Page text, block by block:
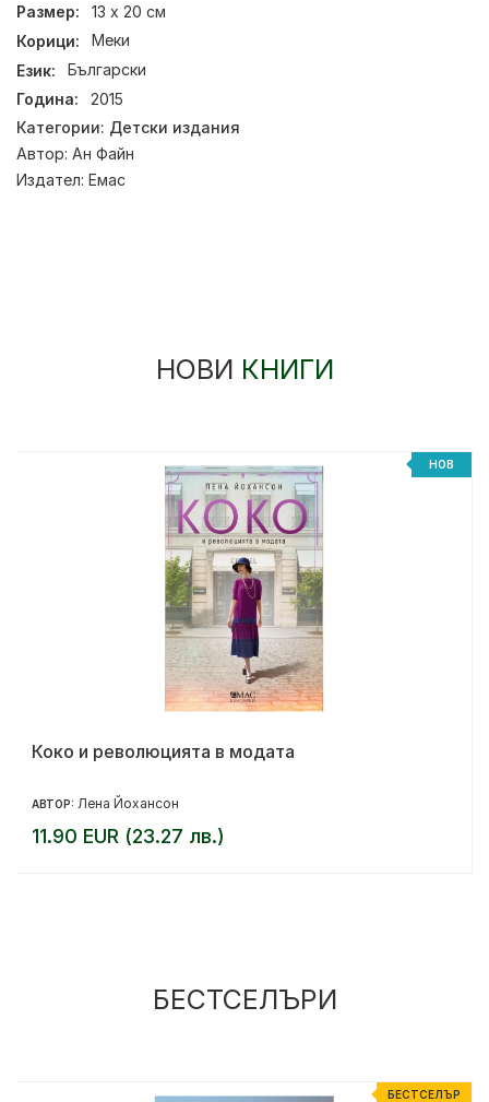
Размер:
13 х 20 см
Корици:
Меки
Език:
Български
Година:
2015
Категории: Детски издания
Автор: Ан Файн
Издател: Емас
НОВИ КНИГИ
НОВ
Коко и революцията в модата
АВТОР: Лена Йохансон
11.90 EUR (23.27 лв.)
БЕСТСЕЛЪРИ
БЕСТСЕЛЪР